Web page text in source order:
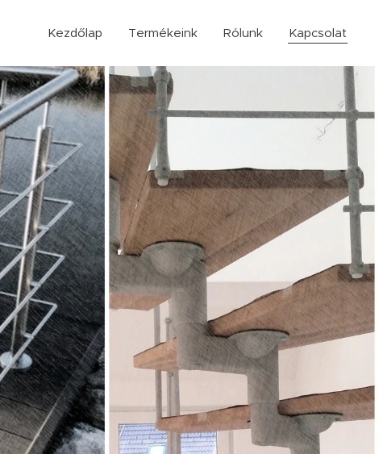
Kezdőlap Termékeink Rólunk Kapcsolat